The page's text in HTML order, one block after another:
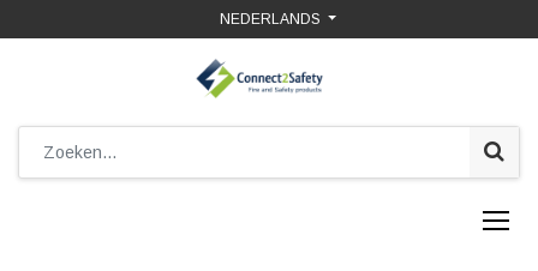
NEDERLANDS